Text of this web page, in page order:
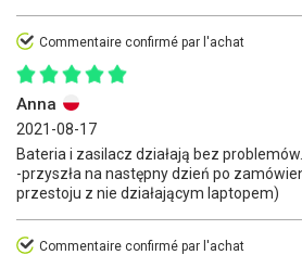
Commentaire confirmé par l'achat
Anna
2021-08-17
Bateria i zasilacz działają bez
-przyszła na następny dzień po
przestoju z nie działającym laptopem)
Commentaire confirmé par l'achat